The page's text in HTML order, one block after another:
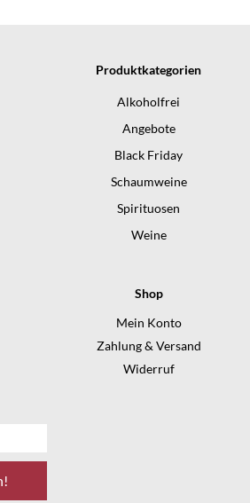
Produktkategorien
Alkoholfrei
Angebote
Black Friday
Schaumweine
Spirituosen
Weine
Shop
Mein Konto
Zahlung & Versand
Widerruf